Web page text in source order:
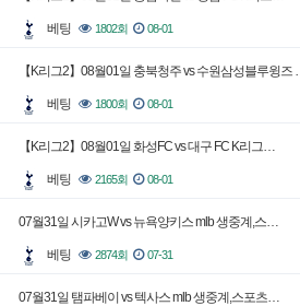
베팅 1802회 08-01
【K리그2】08월01일 충북청주 vs 수원삼성블루윙즈
베팅 1800회 08-01
【K리그2】08월01일 화성FC vs 대구 FC K리그…
베팅 2165회 08-01
07월31일 시카고W vs 뉴욕양키스 mlb 생중계,스…
베팅 2874회 07-31
07월31일 탬파베이 vs 텍사스 mlb 생중계,스포츠…